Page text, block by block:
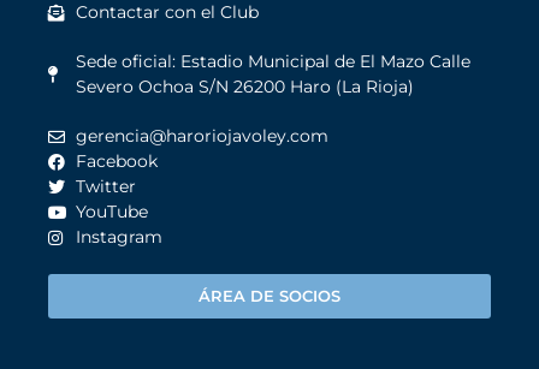
Contactar con el Club
Sede oficial: Estadio Municipal de El Mazo Calle
Severo Ochoa S/N 26200 Haro (La Rioja)
gerencia@haroriojavoley.com
Facebook
Twitter
YouTube
Instagram
ÁREA DE SOCIOS